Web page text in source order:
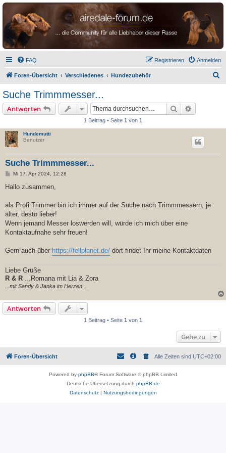
airedale-forum.de
FAQ Anmelden
Registrieren
Foren-Übersicht Verschiedenes Hundezubehör
Suche Trimmmesser...
Antworten Suche
1 Beitrag • Seite 1 von 1
Hundemutti
Benutzer
Suche Trimmmesser...
B
i
a
Mi 17. Apr 2024, 12:28
Hallo zusammen,
als Profi Trimmer bin ich immer auf der Suche nach Trimmmessern, je
älter, desto lieber!
Wenn jemand Messer loswerden will, würde ich mich über eine
Kontaktaufnahe sehr freuen!
Gern auch über https://fellplanet.de/ dort findet Ihr meine Kontaktdaten
Liebe Grüße
R & R ...Romana mit Lia & Zora
...mit Sandy & Janka im Herzen...
Antworten
1 Beitrag • Seite 1 von 1
Gehe zu
Foren-Übersicht Alle Zeiten sind UTC+02:00
Powered by phpBB® Forum Software © phpBB Limited
Deutsche Übersetzung durch phpBB.de
Datenschutz| Nutzungsbedingungen